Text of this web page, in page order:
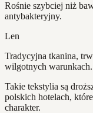
Rośnie szybciej niż
antybakteryjny.
Len
Tradycyjna tkanina,
wilgotnych warunkach.
Takie tekstylia są
polskich hotelach,
charakter.